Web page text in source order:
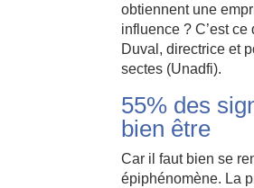
obtiennent une
influence ? C’est
Duval, directrice et
sectes (Unadfi).
55% des
bien être
Car il faut bien se
épiphénomène. La